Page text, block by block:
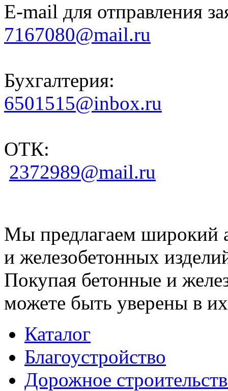
E-mail для отправления
7167080@mail.ru
Бухгалтерия:
6501515@inbox.ru
ОТК:
2372989@mail.ru
Мы предлагаем широкий
и железобетонных
Покупая бетонные и
можете быть уверены в их
Каталог
Благоустройство
Дорожное